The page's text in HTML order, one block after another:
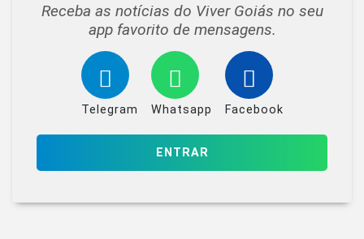
Receba as notícias do Viver Goiás no seu
app favorito de mensagens.
Telegram Whatsapp Facebook
ENTRAR